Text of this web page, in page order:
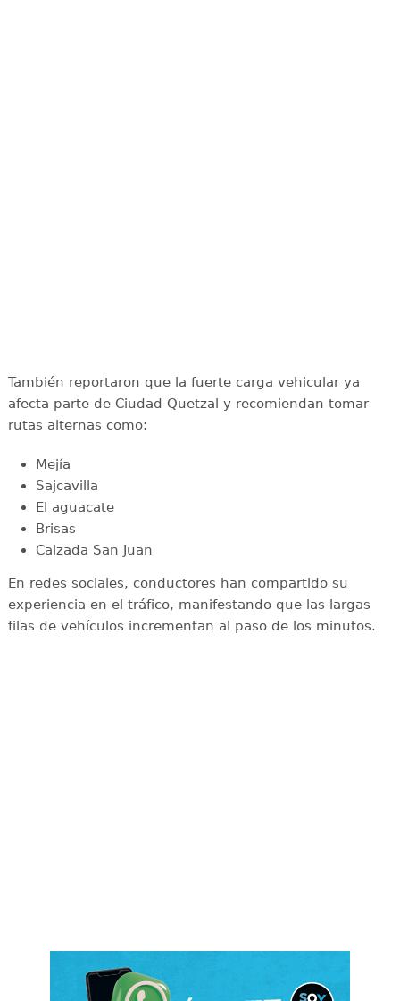
También reportaron que la fuerte carga vehicular ya
afecta parte de Ciudad Quetzal y recomiendan tomar
rutas alternas como:
Mejía
Sajcavilla
El aguacate
Brisas
Calzada San Juan
En redes sociales, conductores han compartido su
experiencia en el tráfico, manifestando que las largas
filas de vehículos incrementan al paso de los minutos.